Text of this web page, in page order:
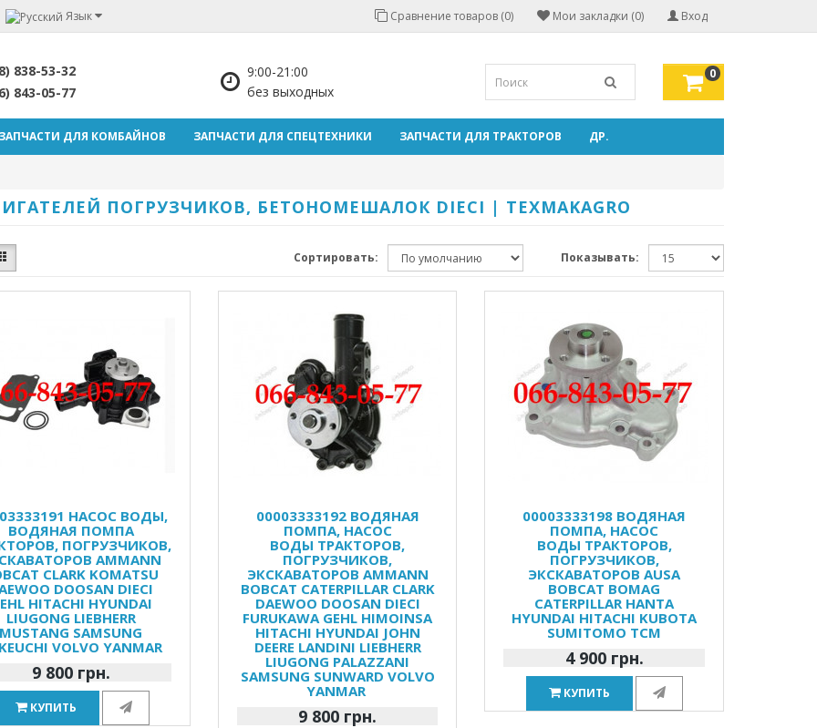
Язык Вход
Мои закладки (0)
Сравнение товаров (0)
838-53-32
843-05-77
9:00-21:00
без выходных
0
ДЛЯ КОМБАЙНОВ ЗАПЧАСТИ ДЛЯ СПЕЦТЕХНИКИ ЗАПЧАСТИ ДЛЯ ТРАКТОРОВ ДР.
ПОГРУЗЧИКОВ, БЕТОНОМЕШАЛОК DIECI | TEXMAKAGRO
Сортировать: Показывать:
НАСОС ВОДЫ,
ВОДЯНАЯ ПОМПА
ПОГРУЗЧИКОВ,
AMMANN
CLARK KOMATSU
DOOSAN DIECI
HITACHI HYUNDAI
LIUGONG LIEBHERR
MUSTANG SAMSUNG
VOLVO YANMAR
9 800 грн.
КУПИТЬ
00003333192 ВОДЯНАЯ
ПОМПА, НАСОС
ВОДЫ ТРАКТОРОВ,
ПОГРУЗЧИКОВ,
ЭКСКАВАТОРОВ AMMANN
BOBCAT CATERPILLAR CLARK
DAEWOO DOOSAN DIECI
FURUKAWA GEHL HIMOINSA
HITACHI HYUNDAI JOHN
DEERE LANDINI LIEBHERR
LIUGONG PALAZZANI
SAMSUNG SUNWARD VOLVO
YANMAR
9 800 грн.
00003333198 ВОДЯНАЯ
ПОМПА, НАСОС
ВОДЫ ТРАКТОРОВ,
ПОГРУЗЧИКОВ,
ЭКСКАВАТОРОВ AUSA
BOBCAT BOMAG
CATERPILLAR HANTA
HYUNDAI HITACHI KUBOTA
SUMITOMO TCM
4 900 грн.
КУПИТЬ